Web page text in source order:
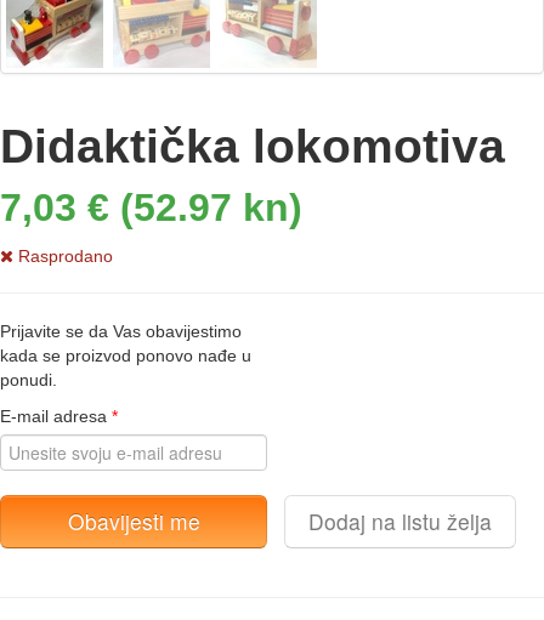
Didaktička lokomotiva
7,03 € (52.97 kn)
Rasprodano
Prijavite se da Vas obavijestimo
kada se proizvod ponovo nađe u
ponudi.
E-mail adresa *
Obavijesti me Dodaj na listu želja